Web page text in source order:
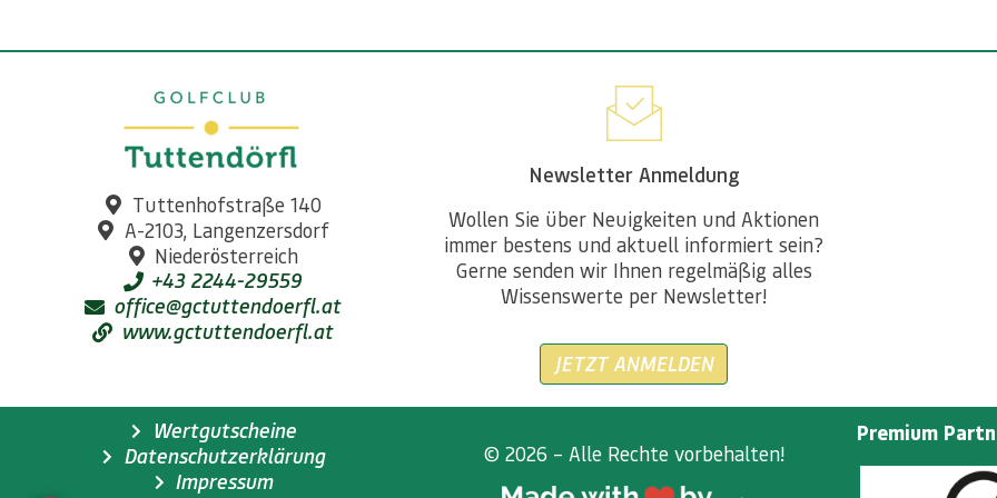
Tuttenhofstraße 140
A-2103, Langenzersdorf
Niederösterreich
+43 2244-29559
office@gctuttendoerfl.at
www.gctuttendoerfl.at
Newsletter Anmeldung
Wollen Sie über Neuigkeiten und Aktionen
immer bestens und aktuell informiert sein?
Gerne senden wir Ihnen regelmäßig alles
Wissenswerte per Newsletter!
JETZT ANMELDEN
Wertgutscheine
Datenschutzerklärung
Impressum
© 2026 – Alle Rechte vorbehalten!
Premium